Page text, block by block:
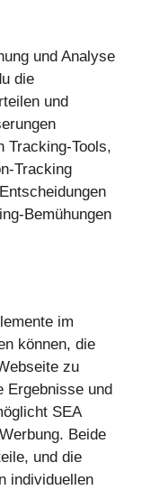
und Analyse
die
und
Tracking-Tools,
Tracking
Bemühungen
im
können, die
zu
Ergebnisse und
SEA
Beide
und die
individuellen